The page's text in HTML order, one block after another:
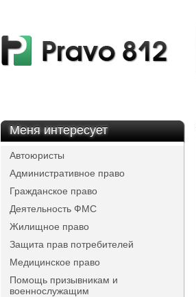
Меня интересует
Автоюристы
Административное право
Гражданское право
Деятельность ФМС
Жилищное право
Защита прав потребителей
Медицинское право
Помощь призывникам и
военнослужащим